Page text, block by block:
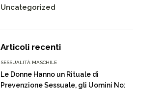
Uncategorized
Articoli recenti
SESSUALITÀ MASCHILE
Le Donne Hanno un Rituale di
Prevenzione Sessuale, gli Uomini No: